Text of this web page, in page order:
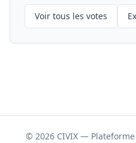
Voir tous les votes
© 2026 CIVIX —